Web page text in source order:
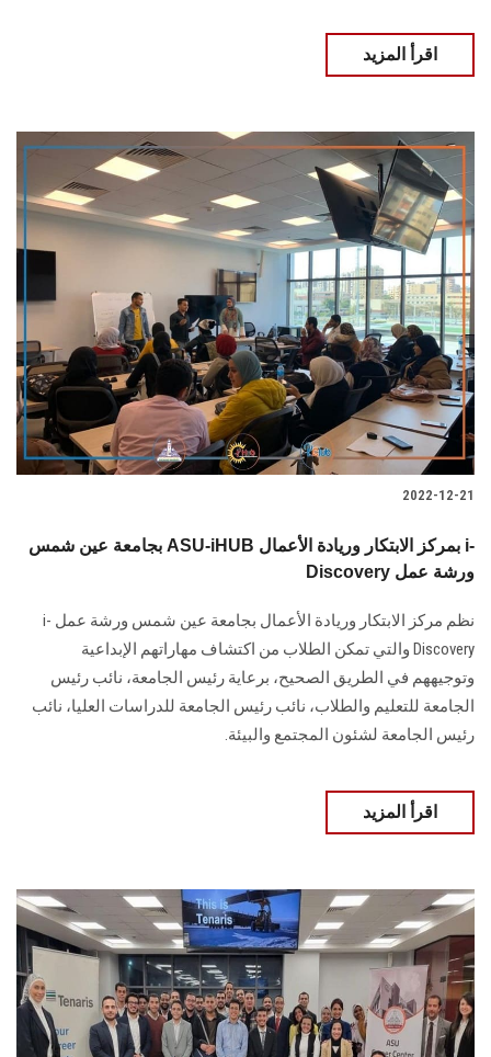
اقرأ المزيد
2022-12-21
بجامعة عين شمس ASU-iHUB بمركز الابتكار وريادة الأعمال i-
Discovery ورشة عمل
نظم مركز الابتكار وريادة الأعمال بجامعة عين شمس ورشة عمل i-
Discovery والتي تمكن الطلاب من اكتشاف مهاراتهم الإبداعية
وتوجيههم في الطريق الصحيح، برعاية رئيس الجامعة، نائب رئيس
الجامعة للتعليم والطلاب، نائب رئيس الجامعة للدراسات العليا، نائب
رئيس الجامعة لشئون المجتمع والبيئة.
اقرأ المزيد